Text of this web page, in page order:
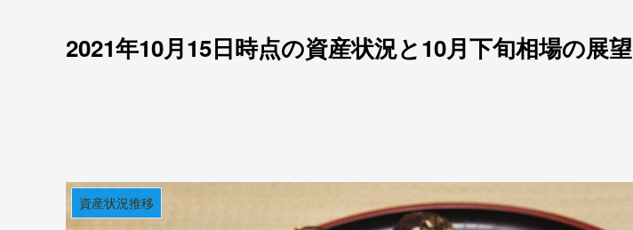
2021年10月15日時点の資産状況と10月下旬相場の展望
資産状況推移